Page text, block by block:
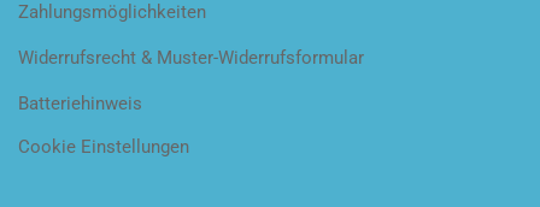
Zahlungsmöglichkeiten
Widerrufsrecht & Muster-Widerrufsformular
Batteriehinweis
Cookie Einstellungen